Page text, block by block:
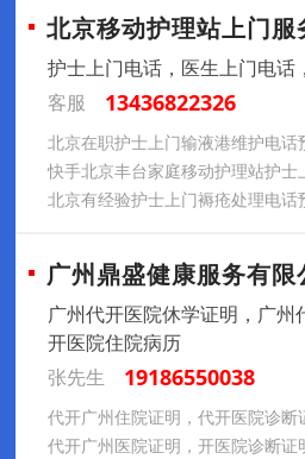
北京移动护理站上门服
护士上门电话，医生上门电话
客服
13436822326
广州鼎盛健康服务有限
广州代开医院休学证明，广
开医院住院病历
张先生
19186550038
代开广州住院证明，代开医院诊